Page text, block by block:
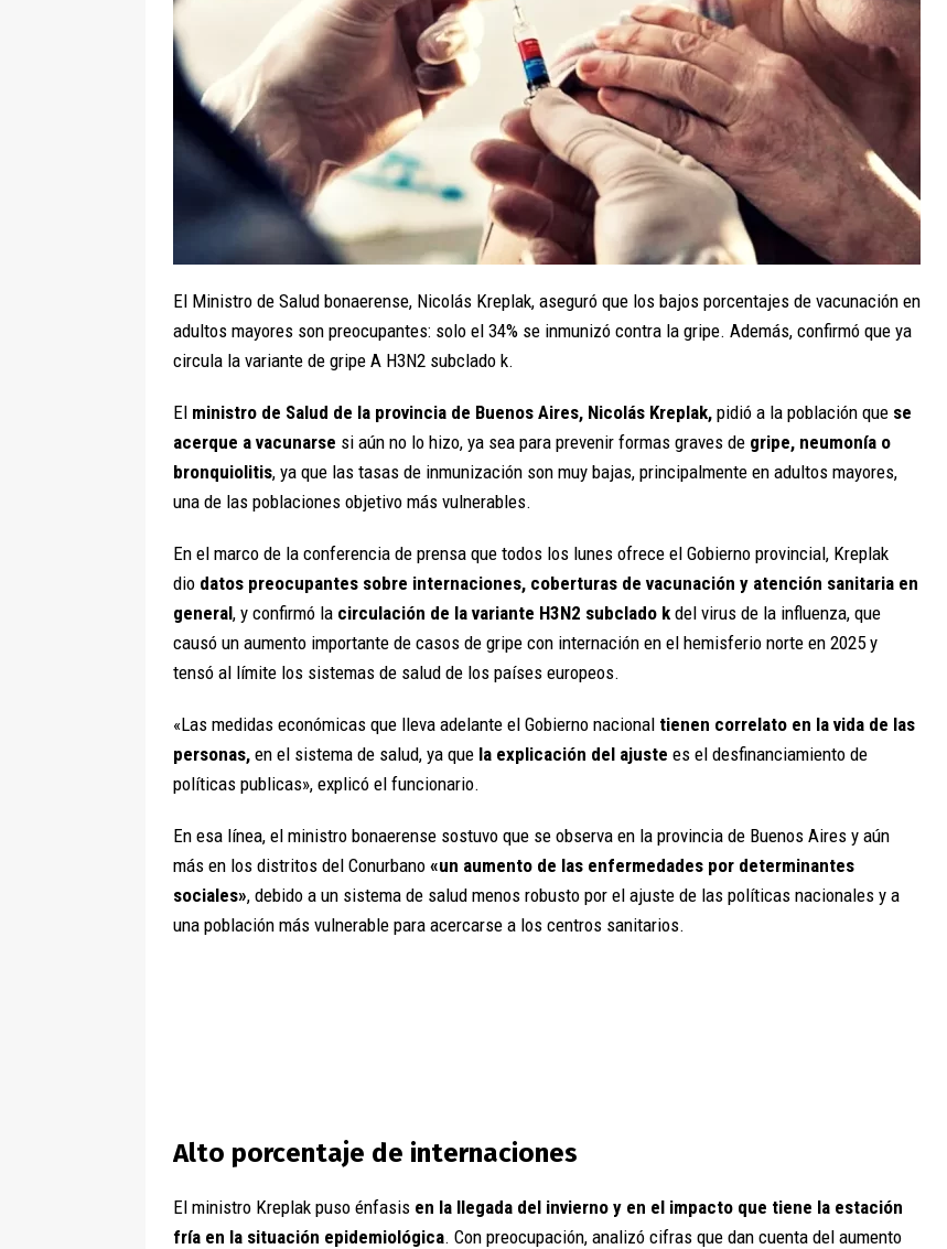
El Ministro de Salud bonaerense, Nicolás Kreplak, aseguró que los bajos porcentajes de vacunación en
adultos mayores son preocupantes: solo el 34% se inmunizó contra la gripe. Además, confirmó que ya
circula la variante de gripe A H3N2 subclado k.
El ministro de Salud de la provincia de Buenos Aires, Nicolás Kreplak, pidió a la población que se
acerque a vacunarse si aún no lo hizo, ya sea para prevenir formas graves de gripe, neumonía o
bronquiolitis, ya que las tasas de inmunización son muy bajas, principalmente en adultos mayores,
una de las poblaciones objetivo más vulnerables.
En el marco de la conferencia de prensa que todos los lunes ofrece el Gobierno provincial, Kreplak
dio datos preocupantes sobre internaciones, coberturas de vacunación y atención sanitaria en
general, y confirmó la circulación de la variante H3N2 subclado k del virus de la influenza, que
causó un aumento importante de casos de gripe con internación en el hemisferio norte en 2025 y
tensó al límite los sistemas de salud de los países europeos.
«Las medidas económicas que lleva adelante el Gobierno nacional tienen correlato en la vida de las
personas, en el sistema de salud, ya que la explicación del ajuste es el desfinanciamiento de
políticas publicas», explicó el funcionario.
En esa línea, el ministro bonaerense sostuvo que se observa en la provincia de Buenos Aires y aún
más en los distritos del Conurbano «un aumento de las enfermedades por determinantes
sociales», debido a un sistema de salud menos robusto por el ajuste de las políticas nacionales y a
una población más vulnerable para acercarse a los centros sanitarios.
Alto porcentaje de internaciones
El ministro Kreplak puso énfasis en la llegada del invierno y en el impacto que tiene la estación
fría en la situación epidemiológica. Con preocupación, analizó cifras que dan cuenta del aumento